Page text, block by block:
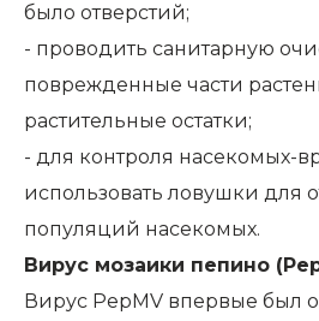
было отверстий;
- проводить санитарную
поврежденные части
растительные остатки;
- для контроля насекомых-
использовать ловушки для
популяций насекомых.
Вирус мозаики пепино
Вирус PepMV впервые был